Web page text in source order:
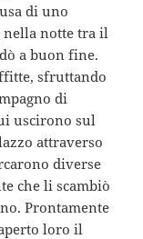
di uno
nella notte tra il
a buon fine.
sfruttando
di
uscirono sul
attraverso
diverse
che li scambiò
Prontamente
loro il